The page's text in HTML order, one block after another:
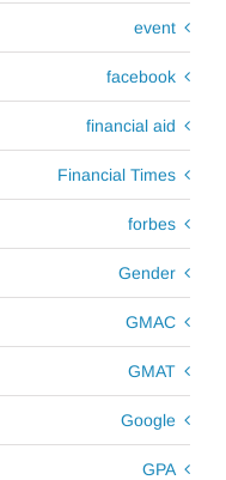
event
facebook
financial aid
Financial Times
forbes
Gender
GMAC
GMAT
Google
GPA